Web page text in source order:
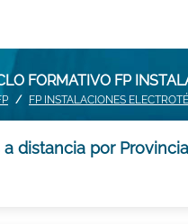
FORMATIVO FP
FP INSTALACIONES
distancia por